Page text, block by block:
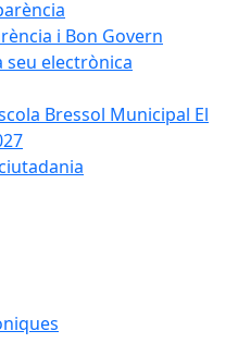
i Bon Govern
electrònica
Bressol Municipal El